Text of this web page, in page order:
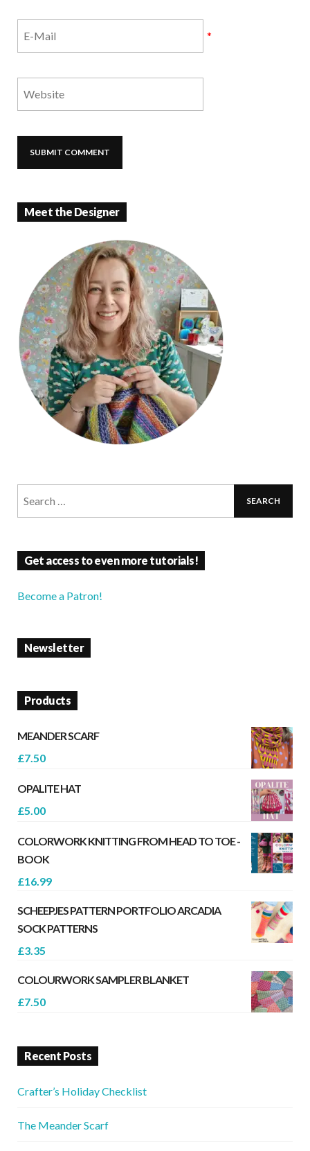
*
Meet the Designer
Get access to even more tutorials!
Become a Patron!
Newsletter
Products
MEANDER SCARF
£7.50
OPALITE HAT
£5.00
COLORWORK KNITTING FROM HEAD TO TOE -
BOOK
£16.99
SCHEEPJES PATTERN PORTFOLIO ARCADIA
SOCK PATTERNS
£3.35
COLOURWORK SAMPLER BLANKET
£7.50
Recent Posts
Crafter’s Holiday Checklist
The Meander Scarf